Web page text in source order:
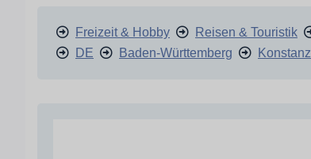
Freizeit & Hobby Reisen & Touristik
DE
Baden-Württemberg Konstanz